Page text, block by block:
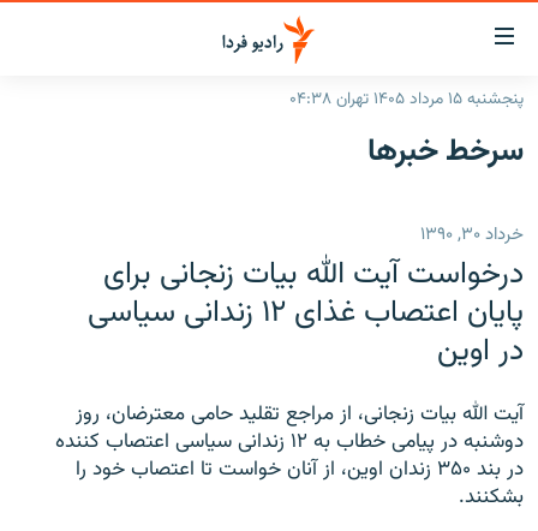
لینک‌های
قابلیت
دسترسی
بازگشت
اصلی
رفتن
صفحه
جستجو
ایران
رادیو
انتخاب کنید و بشنوید
برنامه‌های رادیویی
پادکست
چندرسانه‌ای
گزارش‌های ویدئویی
English
پنجشنبه ۱۵ مرداد ۱۴۰۵ تهران ۰۴:۳۸
سرخط‌ خبرها
خرداد ۳۰, ۱۳۹۰
درخواست آيت الله بيات زنجانی برای
پايان اعتصاب غذای ۱۲ زندانی سياسی
در اوين
آيت الله بيات زنجانی، از مراجع تقليد حامی معترضان، روز
دوشنبه در پيامی خطاب به ۱۲ زندانی سياسی اعتصاب کننده
در بند ۳۵۰ زندان اوين، از آنان خواست تا اعتصاب خود را
بشکنند.